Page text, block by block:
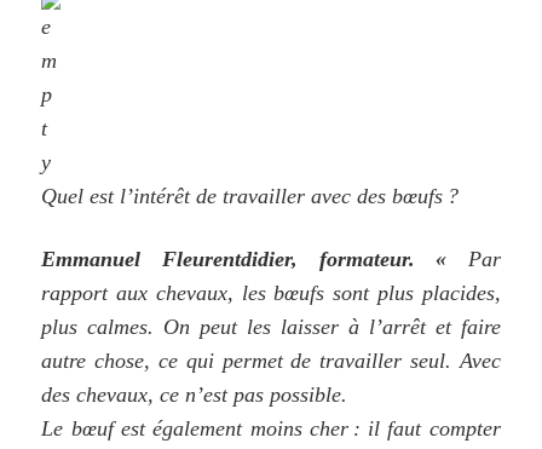
Quel est l’intérêt de travailler avec des bœufs ?
Emmanuel Fleurentdidier, formateur. « Par
rapport aux chevaux, les bœufs sont plus placides,
plus calmes. On peut les laisser à l’arrêt et faire
autre chose, ce qui permet de travailler seul. Avec
des chevaux, ce n’est pas possible.
Le bœuf est également moins cher : il faut compter